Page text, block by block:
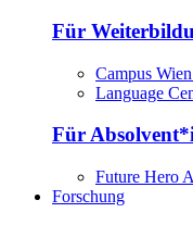
Für
Campus
Language
Für
Future Hero
Forschung